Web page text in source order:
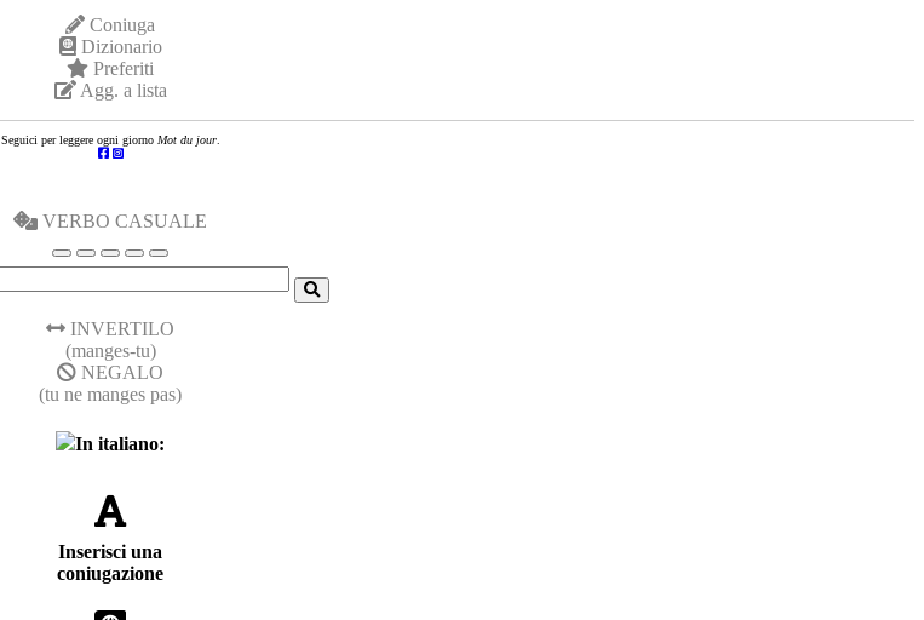
Coniuga
Dizionario
Preferiti
Agg. a lista
Seguici per leggere ogni giorno Mot du jour.
VERBO CASUALE
INVERTILO
(manges-tu)
NEGALO
(tu ne manges pas)
In italiano:
Inserisci una
coniugazione